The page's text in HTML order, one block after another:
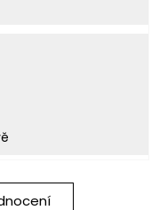
5 z 5 hvězdiček.